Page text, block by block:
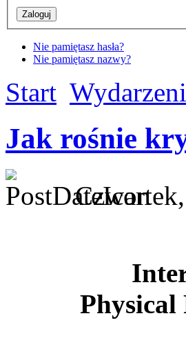
Nie pamiętasz hasła?
Nie pamiętasz nazwy?
Start
Jak rośnie
Physical